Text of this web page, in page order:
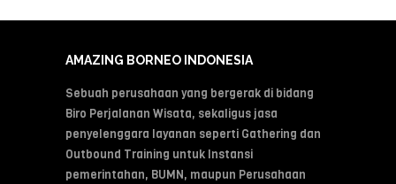
AMAZING BORNEO INDONESIA
Sebuah perusahaan yang bergerak di bidang
Biro Perjalanan Wisata, sekaligus jasa
penyelenggara layanan seperti Gathering dan
Outbound Training untuk Instansi
pemerintahan, BUMN, maupun Perusahaan